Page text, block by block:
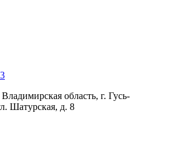
область, г. Гусь-
Шатурская, д. 8